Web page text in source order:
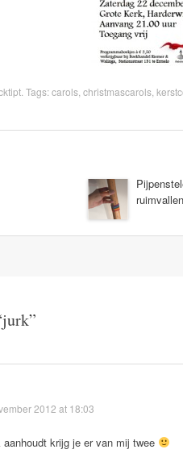
. Tags:carols christmascarols
jurk”
2012 at 18:03
krijg je er van mij twee